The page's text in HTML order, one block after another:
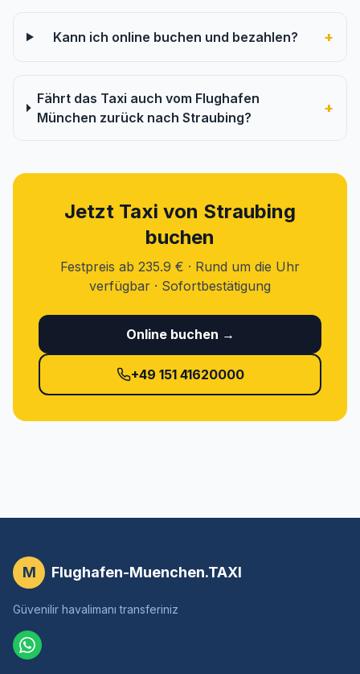
Kann ich online buchen und bezahlen? +
Fährt das Taxi auch vom Flughafen
München zurück nach Straubing?
+
Jetzt Taxi von Straubing
buchen
Festpreis ab 235.9 € · Rund um die Uhr
verfügbar · Sofortbestätigung
Online buchen →
+49 151 41620000
M Flughafen-Muenchen.TAXI
Güvenilir havalimanı transferiniz